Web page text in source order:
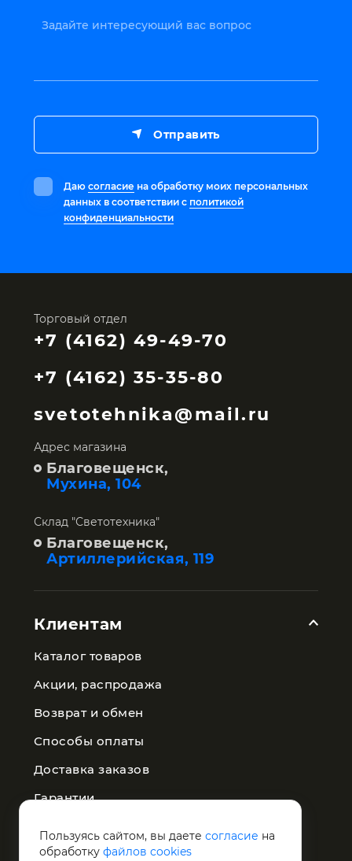
Задайте интересующий вас вопрос
Даю согласие на обработку моих персональных
данных в соответствии с политикой
конфиденциальности
Отправить
Торговый отдел
+7 (4162) 49-49-70
+7 (4162) 35-35-80
svetotehnika@mail.ru
Адрес магазина
Благовещенск,
Мухина, 104
Склад "Светотехника"
Благовещенск,
Артиллерийская, 119
Клиентам
Каталог товаров
Акции, распродажа
Возврат и обмен
Способы оплаты
Доставка заказов
Гарантии
Политика конфиденциальности
Пользуясь сайтом, вы даете согласие на
обработку файлов cookies